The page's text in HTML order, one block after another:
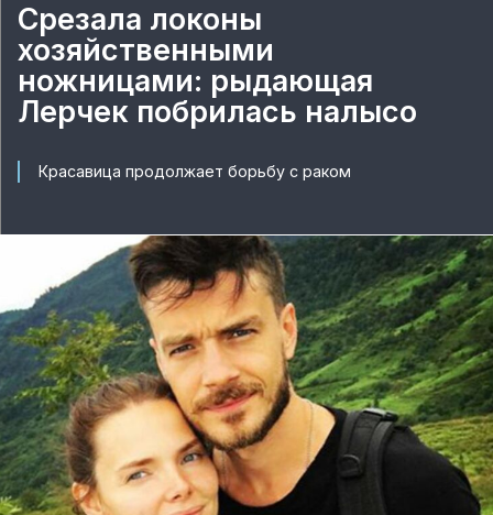
Срезала локоны
хозяйственными
ножницами: рыдающая
Лерчек побрилась налысо
Красавица продолжает борьбу с раком